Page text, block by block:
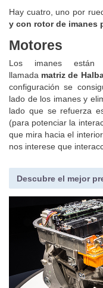
Motores
Hay cuatro, uno por
y con rotor de imanes
Los imanes están
llamada matriz de
configuración se
lado de los imanes y
lado que se refuerza
(para potenciar la
que mira hacia el
nos interese que
Descubre el mejor